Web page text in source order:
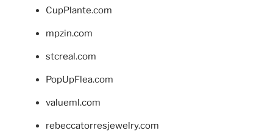
CupPlante.com
mpzin.com
stcreal.com
PopUpFlea.com
valueml.com
rebeccatorresjewelry.com